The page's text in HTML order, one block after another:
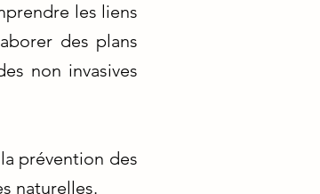
les liens
des plans
non invasives
prévention des
naturelles.